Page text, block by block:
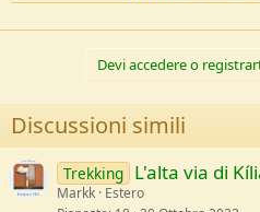
Devi accedere o
Discussioni simili
Trekking L'alta via di
Markk Estero